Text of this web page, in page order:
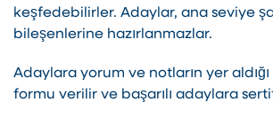
keşfedebilirler. Adaylar, ana seviye
bileşenlerine hazırlanmazlar.
Adaylara yorum ve notların yer aldığı
formu verilir ve başarılı adaylara